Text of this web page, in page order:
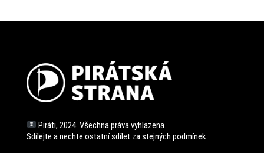
Piráti, 2024. Všechna práva vyhlazena.
Sdílejte a nechte ostatní sdílet za stejných podmínek.